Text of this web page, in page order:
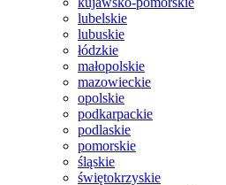
lubelskie
lubuskie
łódzkie
małopolskie
mazowieckie
opolskie
podkarpackie
podlaskie
pomorskie
śląskie
świętokrzyskie